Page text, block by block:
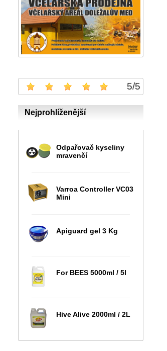
5/5
Nejprohlíženější
Odpařovač kyseliny
mravenčí
Varroa Controller VC03
Mini
Apiguard gel 3 Kg
For BEES 5000ml / 5l
Hive Alive 2000ml / 2L